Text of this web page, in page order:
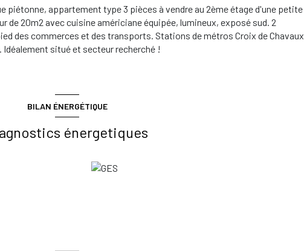
piétonne, appartement type 3 pièces à vendre au 2ème étage d'une petite
de 20m2 avec cuisine américiane équipée, lumineux, exposé sud. 2
des commerces et des transports. Stations de métros Croix de Chavaux
Idéalement situé et secteur recherché !
BILAN ÉNERGÉTIQUE
énergetiques